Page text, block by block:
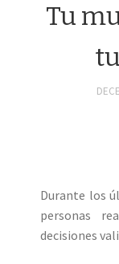
Tu
Durante los
personas
decisiones